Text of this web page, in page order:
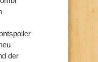
der